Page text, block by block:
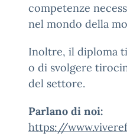
competenze
nel mondo della
Inoltre, il diploma
o di svolgere
del settore.
Parlano di noi:
https://